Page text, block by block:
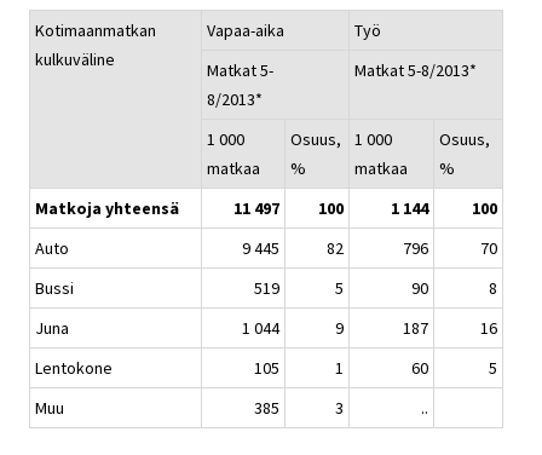
Kotimaanmatkan
kulkuväline
Vapaa-aika
Työ
Matkat 5-
8/2013*
Matkat 5-8/2013*
1 000
matkaa
Osuus,
%
1 000
matkaa
Osuus,
%
Matkoja yhteensä
11 497 100 1 144
100
Auto
9 445 82 796
70
Bussi
519 5 90
8
Juna
1 044 9 187
16
Lentokone
105 1 60
5
Muu
385 3 ..